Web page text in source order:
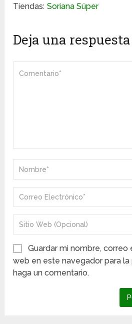
Tiendas: Soriana Súper
Deja una respuesta
Guardar mi nombre,
web en este navegador para
haga un comentario.